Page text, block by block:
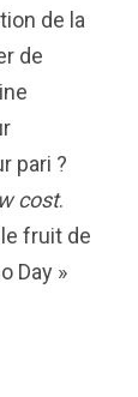
de la
de
pari ?
cost.
fruit de
Day »